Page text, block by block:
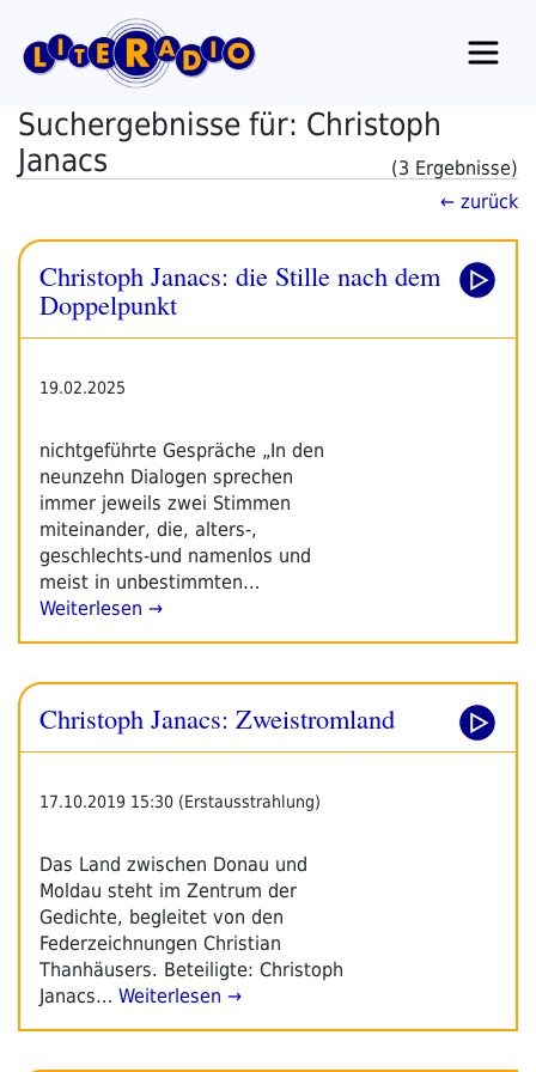
Inhalt
springen
Suchergebnisse für: Christoph
Janacs
(3 Ergebnisse)
← zurück
Christoph Janacs: die Stille nach dem
Doppelpunkt
19.02.2025
nichtgeführte Gespräche „In den
neunzehn Dialogen sprechen
immer jeweils zwei Stimmen
miteinander, die, alters-,
geschlechts-und namenlos und
meist in unbestimmten…
Weiterlesen →
Christoph Janacs: Zweistromland
17.10.2019 15:30 (Erstausstrahlung)
Das Land zwischen Donau und
Moldau steht im Zentrum der
Gedichte, begleitet von den
Federzeichnungen Christian
Thanhäusers. Beteiligte: Christoph
Janacs… Weiterlesen →